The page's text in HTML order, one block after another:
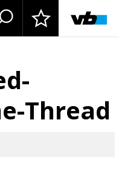
Thread